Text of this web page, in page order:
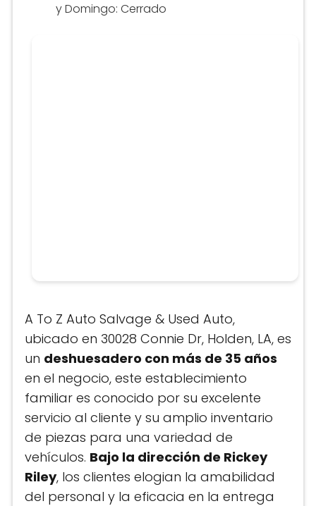
y Domingo: Cerrado
A To Z Auto Salvage & Used Auto,
ubicado en 30028 Connie Dr, Holden, LA, es
un deshuesadero con más de 35 años
en el negocio, este establecimiento
familiar es conocido por su excelente
servicio al cliente y su amplio inventario
de piezas para una variedad de
vehículos. Bajo la dirección de Rickey
Riley, los clientes elogian la amabilidad
del personal y la eficacia en la entrega